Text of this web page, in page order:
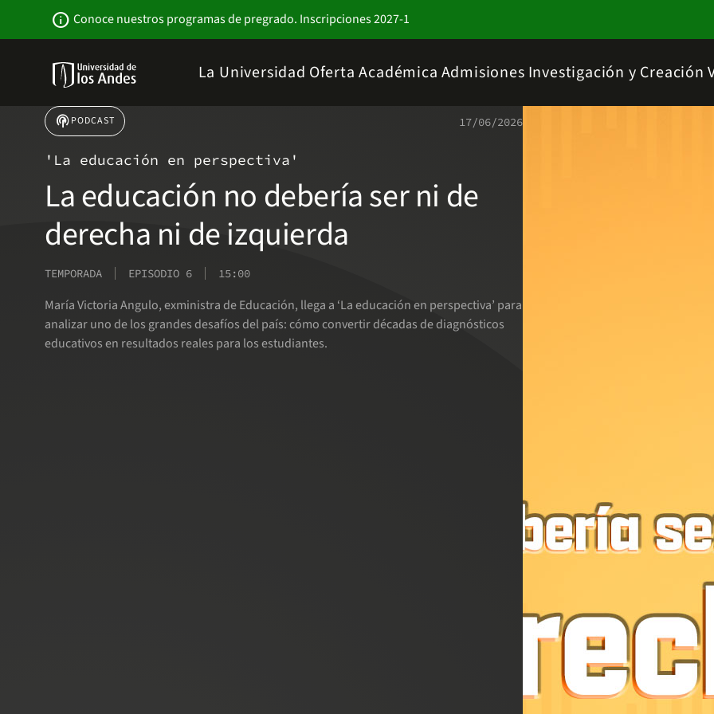
info Conoce nuestros programas de pregrado. Inscripciones 2027-1
La Universidad Oferta Académica Admisiones Investigación y Creación
podcastsPODCAST 17/06/2026
'La educación en perspectiva'
La educación no debería ser ni de
derecha ni de izquierda
TEMPORADA EPISODIO 6 15:00
María Victoria Angulo, exministra de Educación, llega a ‘La educación en perspectiva’ para
analizar uno de los grandes desafíos del país: cómo convertir décadas de diagnósticos
educativos en resultados reales para los estudiantes.